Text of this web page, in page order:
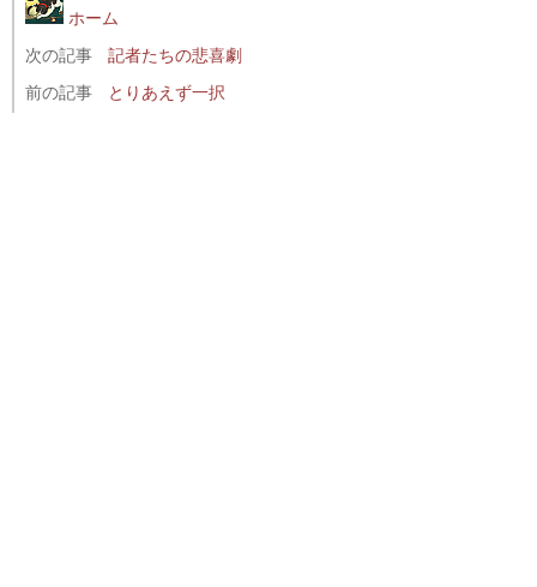
ホーム
次の記事
記者たちの悲喜劇
前の記事
とりあえず一択